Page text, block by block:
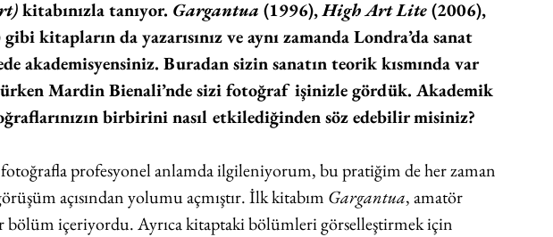
kitabınızla tanıyor. Gargantua (1996), High Art Lite (2006),
kitapların da yazarısınız ve aynı zamanda Londra’da sanat
akademisyensiniz. Buradan sizin sanatın teorik kısmında var
Mardin Bienali’nde sizi fotoğraf işinizle gördük. Akademik
birbirini nasıl etkilediğinden söz edebilir misiniz?
fotoğrafla profesyonel anlamda ilgileniyorum, bu pratiğim de her zaman
açısından yolumu açmıştır. İlk kitabım Gargantua, amatör
bölüm içeriyordu. Ayrıca kitaptaki bölümleri görselleştirmek için